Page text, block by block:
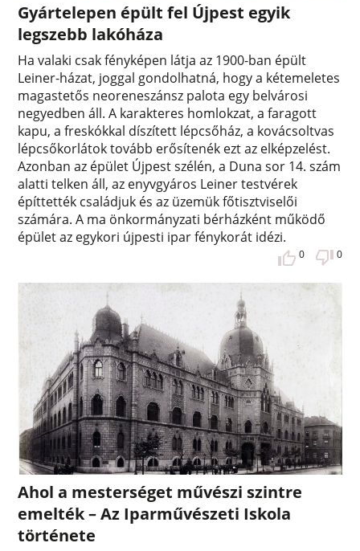
Gyártelepen épült fel Újpest egyik
legszebb lakóháza
Ha valaki csak fényképen látja az 1900-ban épült
Leiner-házat, joggal gondolhatná, hogy a kétemeletes
magastetős neoreneszánsz palota egy belvárosi
negyedben áll. A karakteres homlokzat, a faragott
kapu, a freskókkal díszített lépcsőház, a kovácsoltvas
lépcsőkorlátok tovább erősítenék ezt az elképzelést.
Azonban az épület Újpest szélén, a Duna sor 14. szám
alatti telken áll, az enyvgyáros Leiner testvérek
építtették családjuk és az üzemük főtisztviselői
számára. A ma önkormányzati bérházként működő
épület az egykori újpesti ipar fénykorát idézi.
0 0
Ahol a mesterséget művészi szintre
emelték – Az Iparművészeti Iskola
története